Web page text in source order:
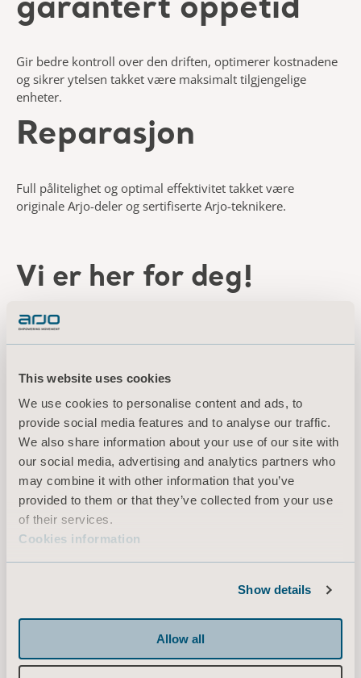
This website uses cookies
We use cookies to personalise content and ads, to
provide social media features and to analyse our traffic.
We also share information about your use of our site with
our social media, advertising and analytics partners who
may combine it with other information that you’ve
provided to them or that they’ve collected from your use
of their services.
Cookies information
Show details
Allow all
garantert oppetid
Gir bedre kontroll over den driften, optimerer kostnadene
og sikrer ytelsen takket være maksimalt tilgjengelige
enheter.
Reparasjon
Full pålitelighet og optimal effektivitet takket være
originale Arjo-deler og sertifiserte Arjo-teknikere.
Vi er her for deg!
Finner du ikke det du leter etter? La oss hjelpe
Kontakt vårt
supportteam
Kontakt en Arjo-